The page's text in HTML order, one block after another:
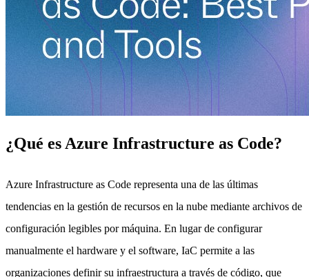
¿Qué es Azure Infrastructure as Code?
Azure Infrastructure as Code representa una de las últimas
tendencias en la gestión de recursos en la nube mediante archivos de
configuración legibles por máquina. En lugar de configurar
manualmente el hardware y el software, IaC permite a las
organizaciones definir su infraestructura a través de código, que